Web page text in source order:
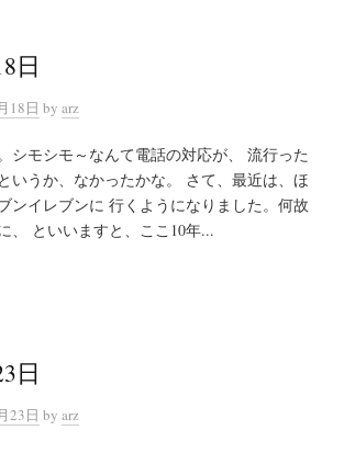
日
18日 by arz
シモシモ～なんて電話の対応が、 流行った
いうか、なかったかな。 さて、最近は、ほ
ンイレブンに 行くようになりました。何故
、 といいますと、ここ10年...
日
23日 by arz